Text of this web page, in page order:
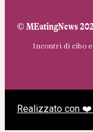
© MEatingNews
Incontri di cibo e
Realizzato con ❤️